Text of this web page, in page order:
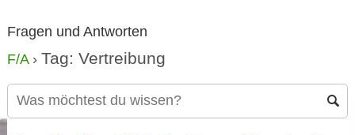
Fragen und Antworten
F/A› Tag: Vertreibung